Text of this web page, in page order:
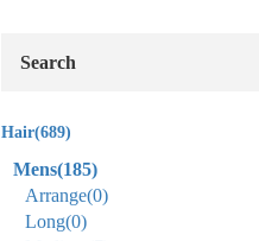
Search
Hair(689)
Mens(185)
Arrange(0)
Long(0)